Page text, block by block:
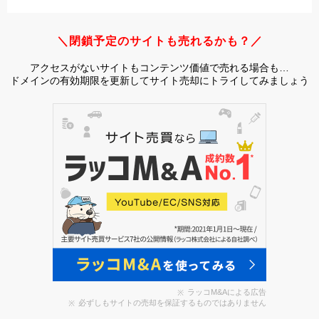
＼閉鎖予定のサイトも売れるかも？／
アクセスがないサイトもコンテンツ価値で売れる場合も…
ドメインの有効期限を更新してサイト売却にトライしてみましょう
ラッコM&Aによる広告
必ずしもサイトの売却を保証するものではありません